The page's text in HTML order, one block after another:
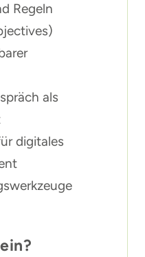
Regeln
als
digitales